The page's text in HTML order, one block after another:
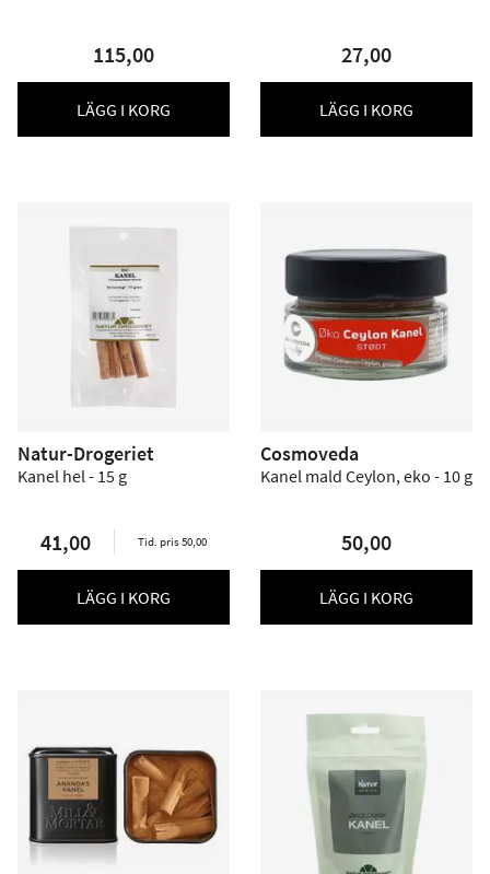
115,00
LÄGG I KORG
27,00
LÄGG I KORG
Natur-Drogeriet
Kanel hel - 15 g
41,00 Tid. pris 50,00
LÄGG I KORG
Cosmoveda
Kanel mald Ceylon, eko - 10 g
50,00
LÄGG I KORG